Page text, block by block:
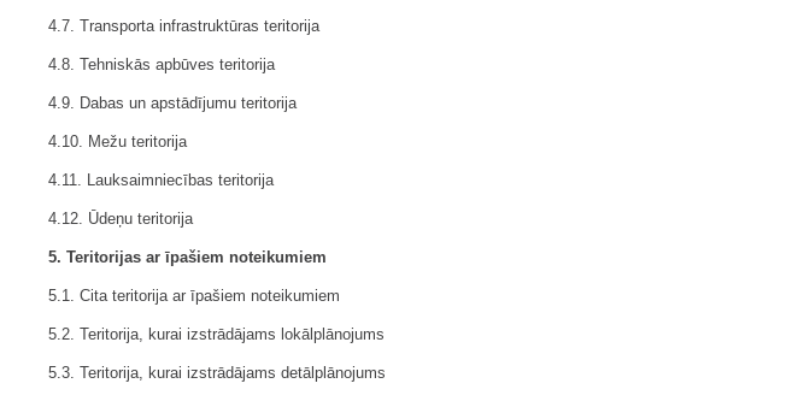
4.7. Transporta infrastruktūras teritorija
4.8. Tehniskās apbūves teritorija
4.9. Dabas un apstādījumu teritorija
4.10. Mežu teritorija
4.11. Lauksaimniecības teritorija
4.12. Ūdeņu teritorija
5. Teritorijas ar īpašiem noteikumiem
5.1. Cita teritorija ar īpašiem noteikumiem
5.2. Teritorija, kurai izstrādājams lokālplānojums
5.3. Teritorija, kurai izstrādājams detālplānojums